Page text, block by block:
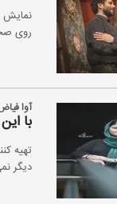
نمایش
روی
آوا
با
تهیه
دیگر